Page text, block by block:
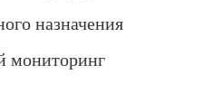
назначения
мониторинг